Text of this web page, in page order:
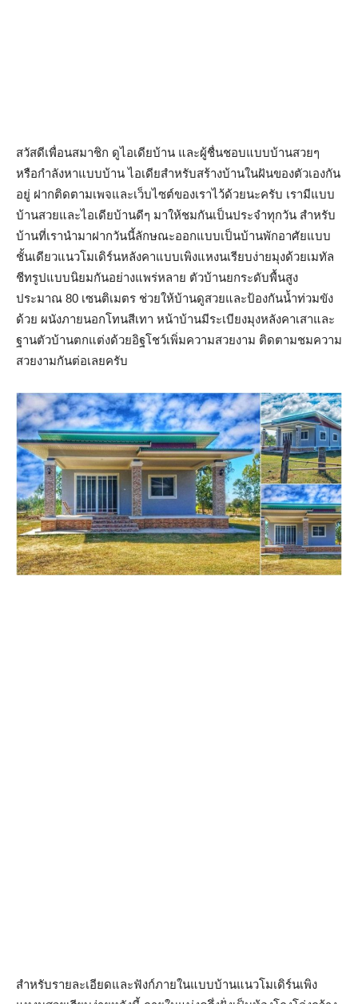
สวัสดีเพื่อนสมาชิก ดูไอเดียบ้าน และผู้ชื่นชอบแบบบ้านสวยๆ
หรือกำลังหาแบบบ้าน ไอเดียสำหรับสร้างบ้านในฝันของตัวเองกัน
อยู่ ฝากติดตามเพจและเว็บไซต์ของเราไว้ด้วยนะครับ เรามีแบบ
บ้านสวยและไอเดียบ้านดีๆ มาให้ชมกันเป็นประจำทุกวัน สำหรับ
บ้านที่เรานำมาฝากวันนี้ลักษณะออกแบบเป็นบ้านพักอาศัยแบบ
ชั้นเดียวแนวโมเดิร์นหลังคาแบบเพิงแหงนเรียบง่ายมุงด้วยเมทัล
ชีทรูปแบบนิยมกันอย่างแพร่หลาย ตัวบ้านยกระดับพื้นสูง
ประมาณ 80 เซนติเมตร ช่วยให้บ้านดูสวยและป้องกันน้ำท่วมขัง
ด้วย ผนังภายนอกโทนสีเทา หน้าบ้านมีระเบียงมุงหลังคาเสาและ
ฐานตัวบ้านตกแต่งด้วยอิฐโชว์เพิ่มความสวยงาม ติดตามชมความ
สวยงามกันต่อเลยครับ
สำหรับรายละเอียดและฟังก์ภายในแบบบ้านแนวโมเดิร์นเพิง